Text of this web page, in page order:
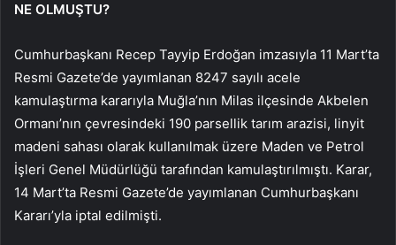
NE OLMUŞTU?
Cumhurbaşkanı Recep Tayyip Erdoğan imzasıyla 11 Mart’ta
Resmi Gazete’de yayımlanan 8247 sayılı acele
kamulaştırma kararıyla Muğla’nın Milas ilçesinde Akbelen
Ormanı’nın çevresindeki 190 parsellik tarım arazisi, linyit
madeni sahası olarak kullanılmak üzere Maden ve Petrol
İşleri Genel Müdürlüğü tarafından kamulaştırılmıştı. Karar,
14 Mart’ta Resmi Gazete’de yayımlanan Cumhurbaşkanı
Kararı’yla iptal edilmişti.